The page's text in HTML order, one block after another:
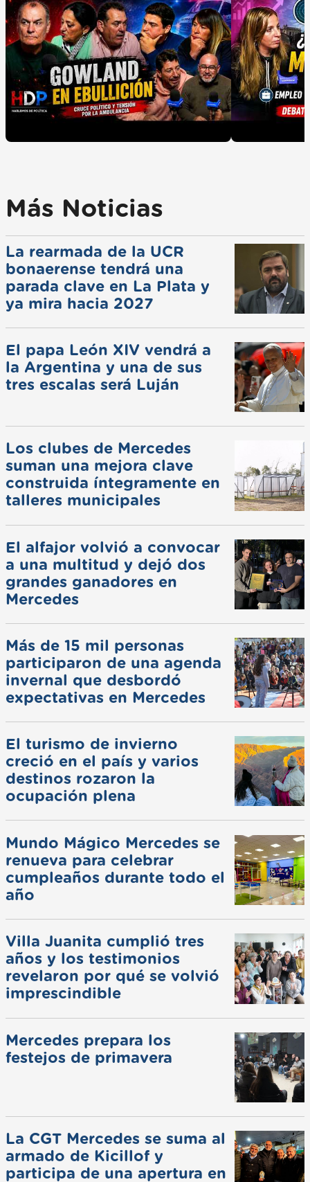
Más Noticias
La rearmada de la UCR
bonaerense tendrá una
parada clave en La Plata y
ya mira hacia 2027
El papa León XIV vendrá a
la Argentina y una de sus
tres escalas será Luján
Los clubes de Mercedes
suman una mejora clave
construida íntegramente en
talleres municipales
El alfajor volvió a convocar
a una multitud y dejó dos
grandes ganadores en
Mercedes
Más de 15 mil personas
participaron de una agenda
invernal que desbordó
expectativas en Mercedes
El turismo de invierno
creció en el país y varios
destinos rozaron la
ocupación plena
Mundo Mágico Mercedes se
renueva para celebrar
cumpleaños durante todo el
año
Villa Juanita cumplió tres
años y los testimonios
revelaron por qué se volvió
imprescindible
Mercedes prepara los
festejos de primavera
La CGT Mercedes se suma al
armado de Kicillof y
participa de una apertura en